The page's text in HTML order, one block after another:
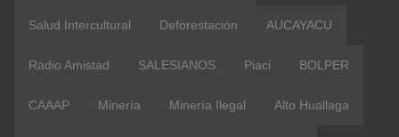
Salud Intercultural Deforestación AUCAYACU
Radio Amistad SALESIANOS Piaci BOLPER
CAAAP Minería Minería Ilegal Alto Huallaga